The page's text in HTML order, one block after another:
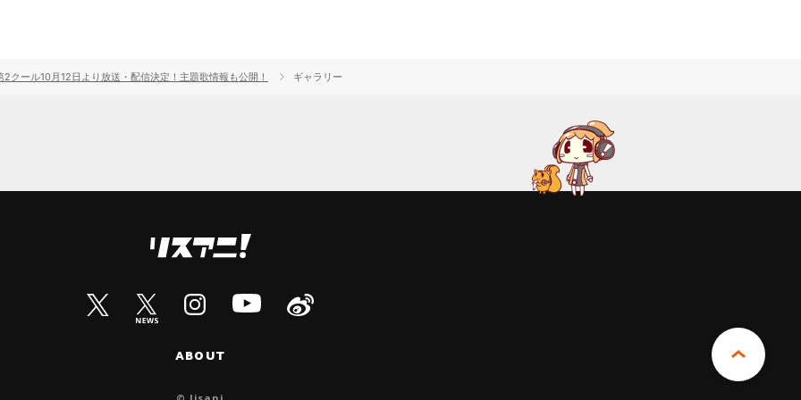
クール10月12日より放送・配信決定！主題歌情報も公開！ ギャラリー
ABOUT